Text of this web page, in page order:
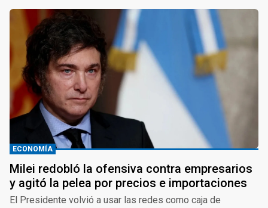
ECONOMÍA
Milei redobló la ofensiva contra empresarios
y agitó la pelea por precios e importaciones
El Presidente volvió a usar las redes como caja de